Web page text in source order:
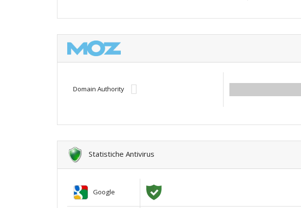
Domain Authority
Statistiche Antivirus
Google